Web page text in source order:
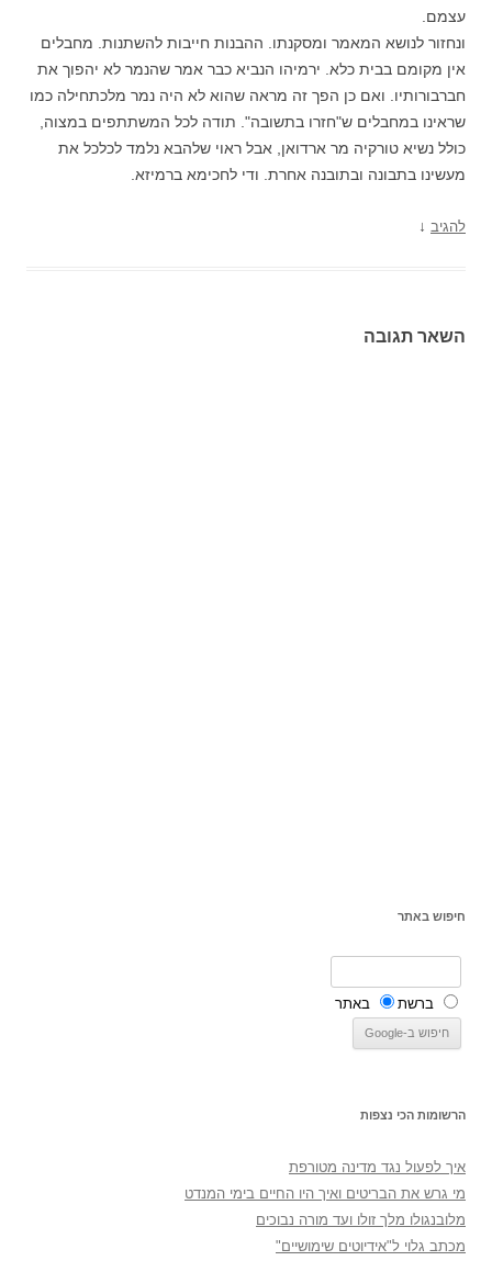
עצמם.
ונחזור לנושא המאמר ומסקנתו. ההבנות חייבות להשתנות. מחבלים
אין מקומם בבית כלא. ירמיהו הנביא כבר אמר שהנמר לא יהפוך את
חברבורותיו. ואם כן הפך זה מראה שהוא לא היה נמר מלכתחילה כמו
שראינו במחבלים ש"חזרו בתשובה". תודה לכל המשתתפים במצוה,
כולל נשיא טורקיה מר ארדואן, אבל ראוי שלהבא נלמד לכלכל את
מעשינו בתבונה ובתובנה אחרת. ודי לחכימא ברמיזא.
להגיב ↓
השאר תגובה
חיפוש באתר
ברשת באתר
הרשומות הכי נצפות
איך לפעול נגד מדינה מטורפת
מי גרש את הבריטים ואיך היו החיים בימי המנדט
מלובנגולו מלך זולו ועד מורה נבוכים
מכתב גלוי ל"אידיוטים שימושיים"